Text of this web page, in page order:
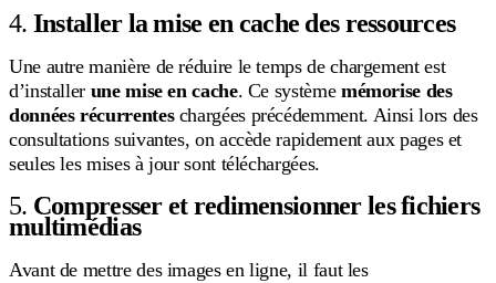
4. Installer la mise en cache des ressources
Une autre manière de réduire le temps de chargement est
d’installer une mise en cache. Ce système mémorise des
données récurrenteschargées précédemment. Ainsi lors des
consultations suivantes, on accède rapidement aux pages et
seules les mises à jour sont téléchargées.
5. Compresser et redimensionner les fichiers
multimédias
Avant de mettre des images en ligne, il faut les